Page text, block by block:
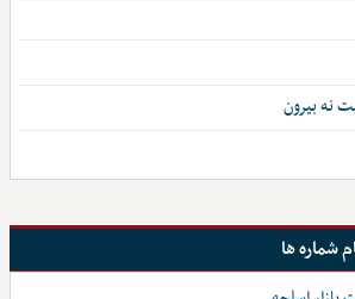
نه بیرون
شماره ها